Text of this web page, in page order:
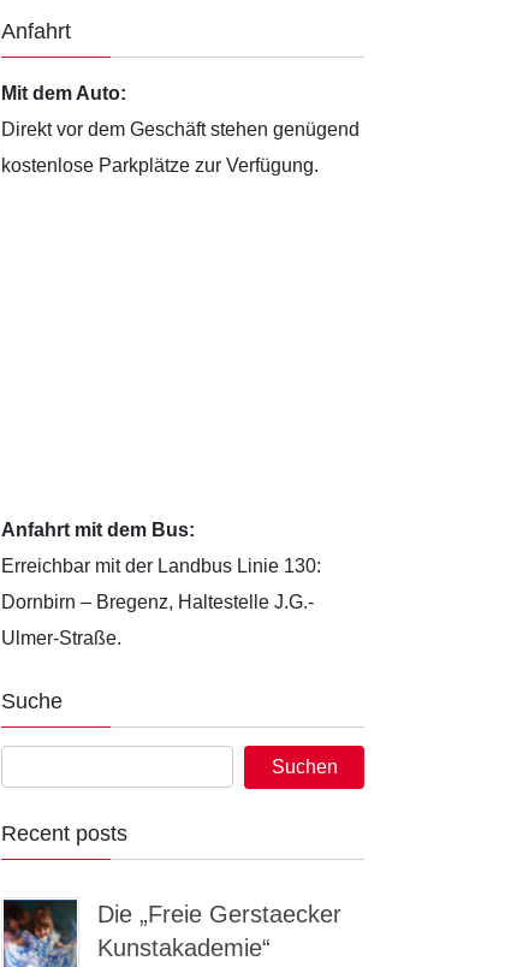
Anfahrt
Mit dem Auto:
Direkt vor dem Geschäft stehen genügend
kostenlose Parkplätze zur Verfügung.
Anfahrt mit dem Bus:
Erreichbar mit der Landbus Linie 130:
Dornbirn – Bregenz, Haltestelle J.G.-
Ulmer-Straße.
Suche
Recent posts
Die „Freie Gerstaecker
Kunstakademie“